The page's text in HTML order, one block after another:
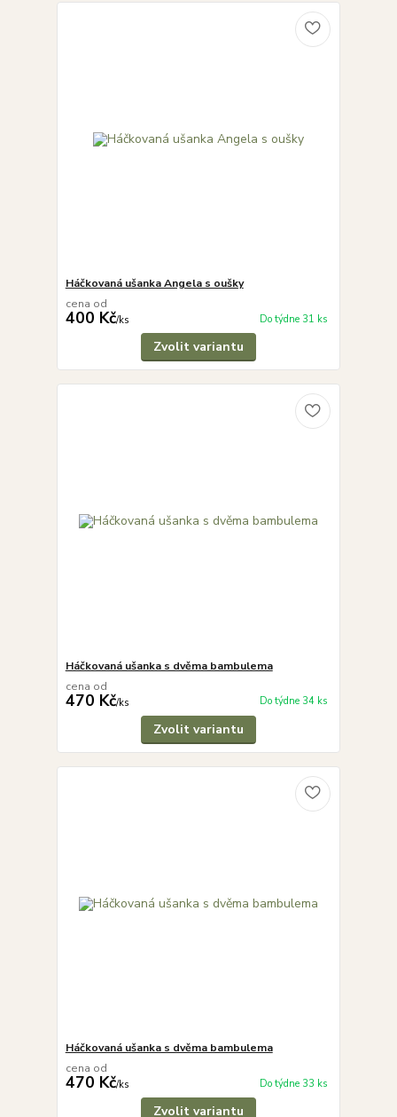
Háčkovaná ušanka Angela s oušky
cena od
400 Kč/ks Do týdne 31 ks
Zvolit variantu
Háčkovaná ušanka s dvěma bambulema
cena od
470 Kč/ks Do týdne 34 ks
Zvolit variantu
Háčkovaná ušanka s dvěma bambulema
cena od
470 Kč/ks Do týdne 33 ks
Zvolit variantu